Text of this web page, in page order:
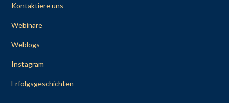
Kontaktiere uns
Webinare
Weblogs
Instagram
Erfolgsgeschichten